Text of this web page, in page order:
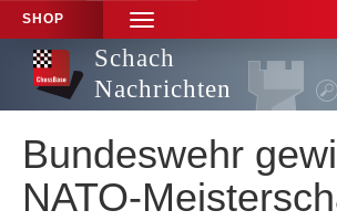
SHOP
TOGGLE
NAVIGATION
Schach
Nachrichten
Bundeswehr
NATO-